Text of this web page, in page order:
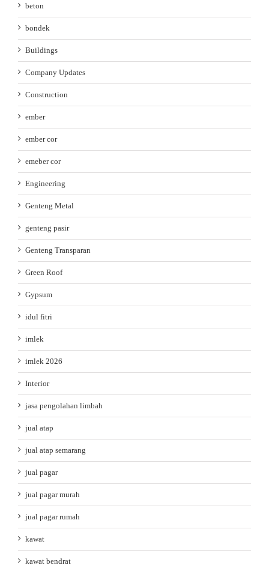
beton
bondek
Buildings
Company Updates
Construction
ember
ember cor
emeber cor
Engineering
Genteng Metal
genteng pasir
Genteng Transparan
Green Roof
Gypsum
idul fitri
imlek
imlek 2026
Interior
jasa pengolahan limbah
jual atap
jual atap semarang
jual pagar
jual pagar murah
jual pagar rumah
kawat
kawat bendrat